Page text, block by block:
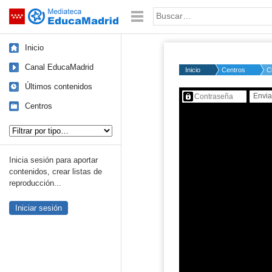
Saltar navegación Palabra o frase:
Inicio
Canal EducaMadrid
Últimos contenidos
Centros
Inicia sesión para aportar
contenidos, crear listas de
reproducción...
Iniciar sesión
Inicio Centros
Contenido protegido…